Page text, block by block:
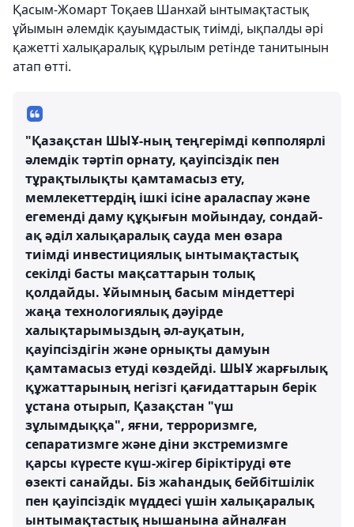
Қасым-Жомарт Тоқаев Шанхай ынтымақтастық
ұйымын әлемдік қауымдастық тиімді, ықпалды әрі
қажетті халықаралық құрылым ретінде танитынын
атап өтті.
"Қазақстан ШЫҰ-ның теңгерімді көпполярлі
әлемдік тәртіп орнату, қауіпсіздік пен
тұрақтылықты қамтамасыз ету,
мемлекеттердің ішкі ісіне араласпау және
егеменді даму құқығын мойындау, сондай-
ақ әділ халықаралық сауда мен өзара
тиімді инвестициялық ынтымақтастық
секілді басты мақсаттарын толық
қолдайды. Ұйымның басым міндеттері
жаңа технологиялық дәуірде
халықтарымыздың әл-ауқатын,
қауіпсіздігін және орнықты дамуын
қамтамасыз етуді көздейді. ШЫҰ жарғылық
құжаттарының негізгі қағидаттарын берік
ұстана отырып, Қазақстан "үш
зұлымдыққа", яғни, терроризмге,
сепаратизмге және діни экстремизмге
қарсы күресте күш-жігер біріктіруді өте
өзекті санайды. Біз жаһандық бейбітшілік
пен қауіпсіздік мүддесі үшін халықаралық
ынтымақтастық нышанына айналған